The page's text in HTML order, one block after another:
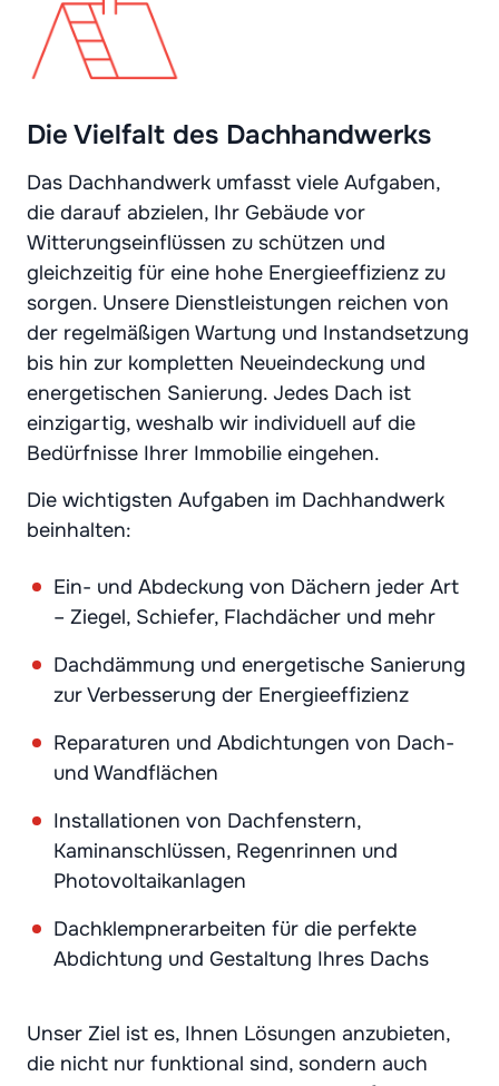
Die Vielfalt des Dachhandwerks
Das Dachhandwerk umfasst viele Aufgaben,
die darauf abzielen, Ihr Gebäude vor
Witterungseinflüssen zu schützen und
gleichzeitig für eine hohe Energieeffizienz zu
sorgen. Unsere Dienstleistungen reichen von
der regelmäßigen Wartung und Instandsetzung
bis hin zur kompletten Neueindeckung und
energetischen Sanierung. Jedes Dach ist
einzigartig, weshalb wir individuell auf die
Bedürfnisse Ihrer Immobilie eingehen.
Die wichtigsten Aufgaben im Dachhandwerk
beinhalten:
Ein- und Abdeckung von Dächern jeder Art
– Ziegel, Schiefer, Flachdächer und mehr
Dachdämmung und energetische Sanierung
zur Verbesserung der Energieeffizienz
Reparaturen und Abdichtungen von Dach-
und Wandflächen
Installationen von Dachfenstern,
Kaminanschlüssen, Regenrinnen und
Photovoltaikanlagen
Dachklempnerarbeiten für die perfekte
Abdichtung und Gestaltung Ihres Dachs
Unser Ziel ist es, Ihnen Lösungen anzubieten,
die nicht nur funktional sind, sondern auch